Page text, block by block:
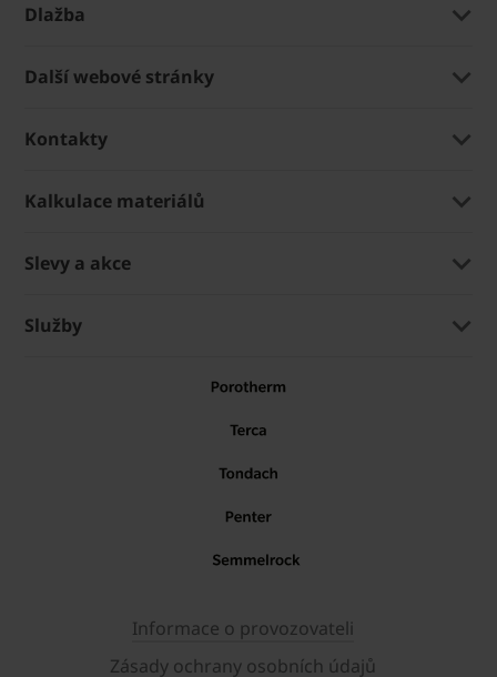
Dlažba
Další webové stránky
Kontakty
Kalkulace materiálů
Slevy a akce
Služby
Informace o provozovateli
Zásady ochrany osobních údajů